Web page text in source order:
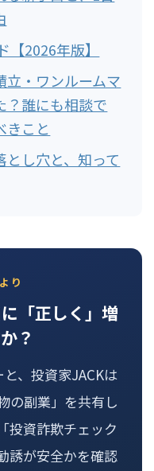
2026年版】
立・ワンルームマ
？誰にも相談で
きこと
し穴と、知って
り
「正しく」増
？
、投資家JACKは
の副業」を共有し
投資詐欺チェック
誘が安全かを確認